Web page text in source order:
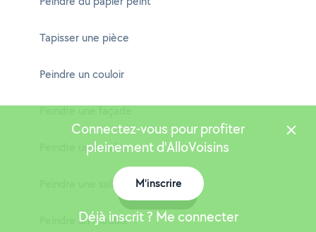
Tapisser une pièce
Peindre un couloir
Peindre un escalier
Peindre une salle à manger
Peindre un meuble
Connectez-vous pour profiter
pleinement d'AlloVoisins
M'inscrire
Déjà inscrit ? Me connecter